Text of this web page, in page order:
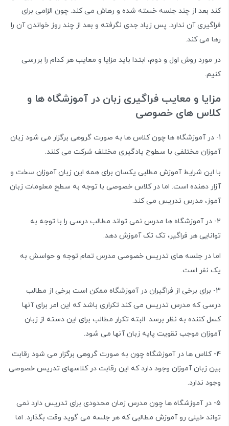
کند بعد از چند جلسه خسته شده و رهاش می کند. چون الزامی برای
فراگیری آن ندارد. پس زیاد جدی نگرفته و بعد از چند روز خواندن آن را
رها می کند.
در مورد روش اول و دوم، ابتدا باید مزایا و معایب هر کدام را بررسی
کنیم.
مزایا و معایب فراگیری زبان در آموزشگاه ها و
کلاس های خصوصی
1- در آموزشگاه ها چون کلاس ها به صورت گروهی برگزار می شود زبان
آموزان مختلفی با سطوح یادگیری مختلف شرکت می کنند.
با این شرایط آموزش مطلبی یکسان برای همه این زبان آموزان سخت و
آزار دهنده است. اما در کلاس خصوصی با توجه به سطح معلومات زبان
آموز، مدرس تدریس می کند.
2- در آموزشگاه ها مدرس نمی تواند مطالب درسی را با توجه به
توانایی هر فراگیر، تک تک آموزش دهد.
اما در جلسه های تدریس خصوصی مدرس تمام توجه و حواسش به
یک نفر است.
3- برای برخی از فراگیران در آموزشگاه ممکن است برخی از مطالب
درسی که مدرس تدریس می کند تکراری باشد که این امر برای آنها
کسل کننده به نظر برسد. البته تکرار مطالب برای این دسته از زبان
آموزان موجب تقویت پایه زبان آنها می شود.
4- کلاس ها در آموزشگاه چون به صورت گروهی برگزار می شود رقابت
بین زبان آموزان وجود دارد که این رقابت در کلاسهای تدریس خصوصی
وجود ندارد.
5- در آموزشگاه ها چون مدرس زمان محدودی برای تدریس دارد نمی
تواند خیلی رو آموزش مطالبی که هر جلسه می گوید وقت بگذارد. اما